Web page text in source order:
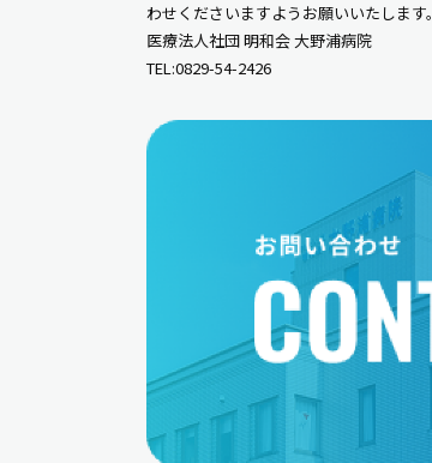
わせくださいますようお願いいたします。
医療法人社団 明和会 大野浦病院
TEL:0829-54-2426